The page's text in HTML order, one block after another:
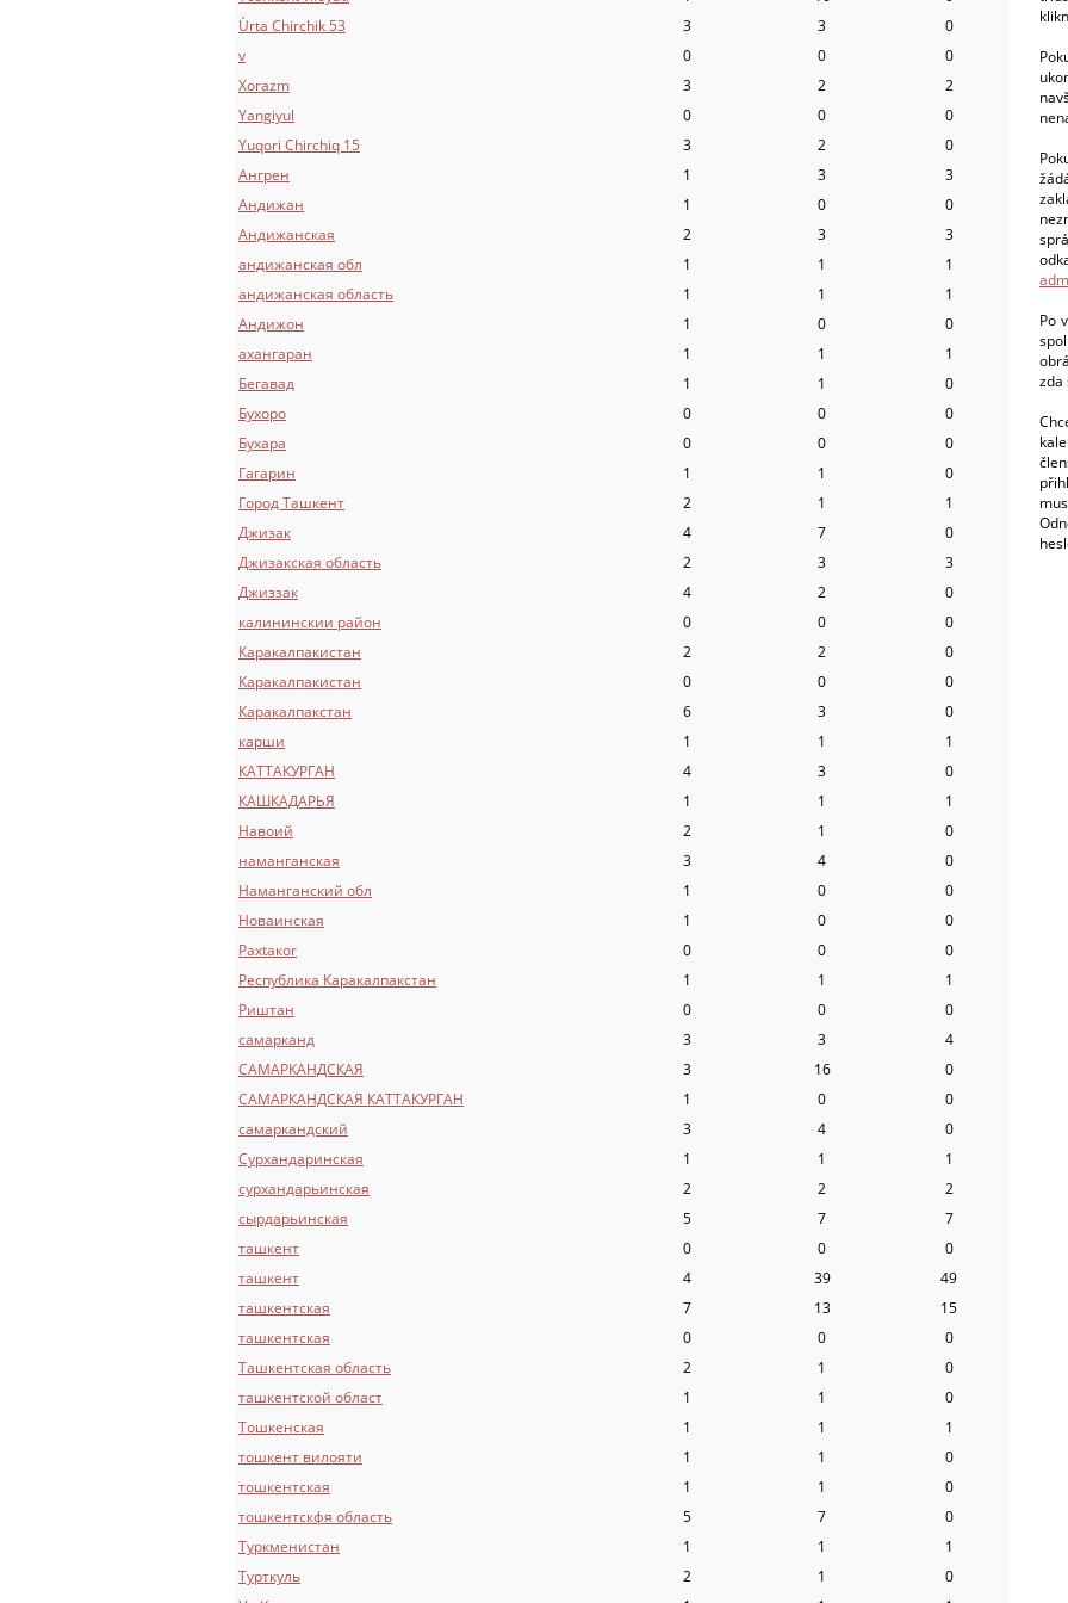
Ùrta Chirchik 53
3 3
0
v
0 0
0
Xorazm
3 2
2
Yangiyul
0 0
0
Yuqori Chirchiq 15
3 2
0
Ангрен
1 3
3
Андижан
1 0
0
Андижанская
2 3
3
андижанская обл
1 1
1
андижанская область
1 1
1
Андижон
1 0
0
ахангаран
1 1
1
Бегавад
1 1
0
Буxoрo
0 0
0
Бухара
0 0
0
Гагарин
1 1
0
Город Ташкент
2 1
1
Джизак
4 7
0
Джизакская область
2 3
3
Джиззак
4 2
0
калининскии район
0 0
0
Каракалпакиcтан
2 2
0
Каракалпакистан
0 0
0
Каракалпакстан
6 3
0
карши
1 1
1
КАТТАКУРГАН
4 3
0
КАШКАДАРЬЯ
1 1
1
Навоий
2 1
0
наманганская
3 4
0
Наманганский обл
1 0
0
Новаинская
1 0
0
Раxtакоr
0 0
0
Республика Каракалпакстан
1 1
1
Риштан
0 0
0
самарканд
3 3
4
САМАРКАНДСКАЯ
3 16
0
САМАРКАНДСКАЯ КАТТАКУРГАН
1 0
0
самаркандский
3 4
0
Сурхандаринская
1 1
1
сурхандарьинская
2 2
2
сырдарьинская
5 7
7
ташкент
0 0
0
ташкент
4 39
49
ташкентская
7 13
15
ташкентская
0 0
0
Ташкентская область
2 1
0
ташкентской област
1 1
0
Тошкенская
1 1
1
тошкент вилояти
1 1
0
тошкентская
1 1
0
тошкентскфя область
5 7
0
Туркменистан
1 1
1
Турткуль
2 1
0
Po
zda